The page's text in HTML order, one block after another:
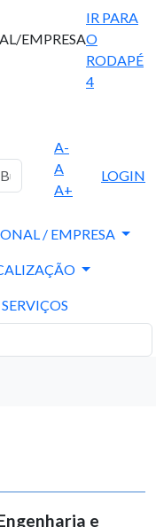
EMPRESA
IR PARA
O
RODAPÉ
4
A-
A
A+
LOGIN
/ EMPRESA
SERVIÇOS
e